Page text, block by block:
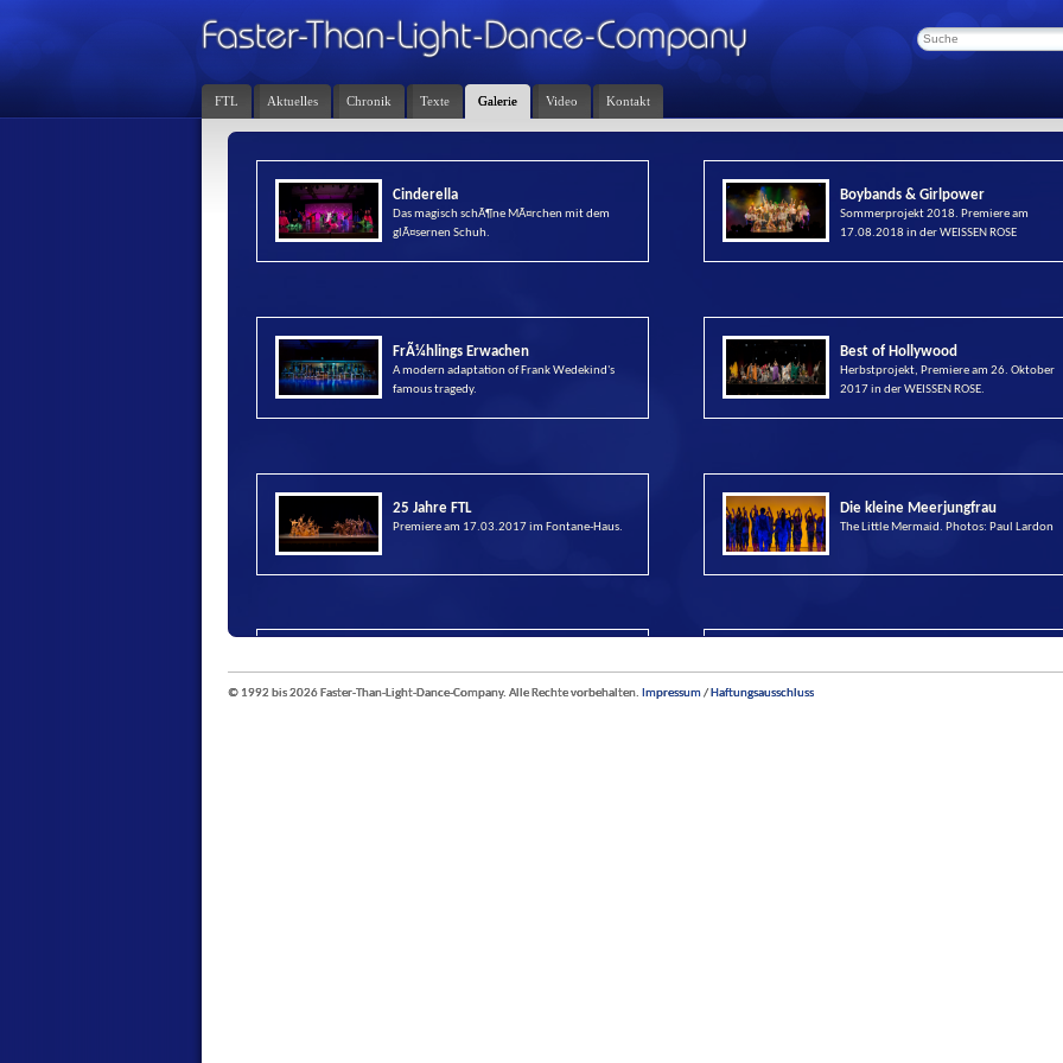
FTL Aktuelles Chronik Texte Galerie Video Kontakt
Cinderella
Das magisch schÃ¶ne MÃ¤rchen mit dem
glÃ¤sernen Schuh.
Boybands & Girlpower
Sommerprojekt 2018. Premiere am
17.08.2018 in der WEISSEN ROSE
FrÃ¼hlings Erwachen
A modern adaptation of Frank Wedekind's
famous tragedy.
Best of Hollywood
Herbstprojekt, Premiere am 26. Oktober
2017 in der WEISSEN ROSE.
25 Jahre FTL
Premiere am 17.03.2017 im Fontane-Haus.
Die kleine Meerjungfrau
The Little Mermaid. Photos: Paul Lardon
Haus
© 1992 bis 2026 Faster-Than-Light-Dance-Company. Alle Rechte vorbehalten. Impressum/ Haftungsausschluss